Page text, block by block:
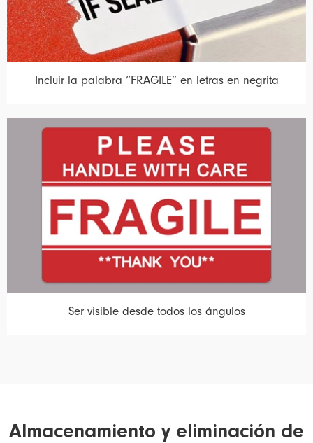
Incluir la palabra “FRAGILE” en letras en negrita
Ser visible desde todos los ángulos
Almacenamiento y eliminación de